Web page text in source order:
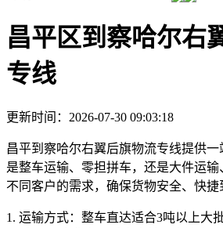
昌平区到察哈尔右
专线
更新时间：2026-07-30 09:03:18
昌平到察哈尔右翼后旗物流专线提供
是整车运输、零担拼车，还是大件运
不同客户的需求，确保货物安全、快捷
1. 运输方式： 整车直达适合3吨以上大